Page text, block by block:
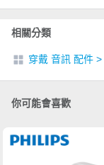
相關分類
穿戴 音訊 配件 >
你可能會喜歡